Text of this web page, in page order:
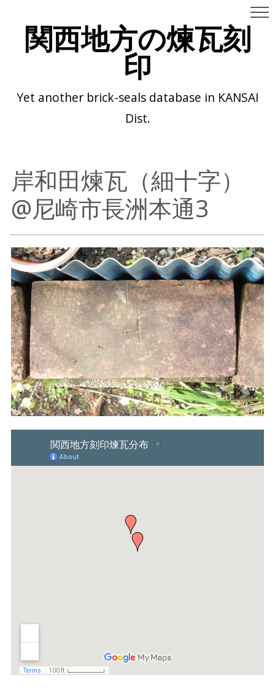
関西地方の煉瓦刻
印
Yet another brick-seals database in KANSAI
Dist.
岸和田煉瓦（細十字）
@尼崎市長洲本通3